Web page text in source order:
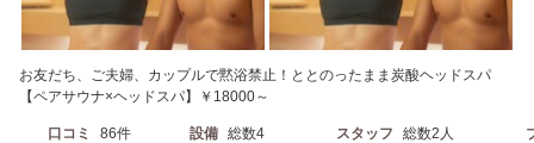
お友だち、ご夫婦、カップルで黙浴禁止！ととのったまま炭酸ヘッドスパ
【ペアサウナ×ヘッドスパ】￥18000～
口コミ 86件 設備 総数4 スタッフ 総数2人